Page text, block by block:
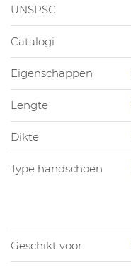
UNSPSC
Catalogi
Eigenschappen
Lengte
Dikte
Type handschoen
Geschikt voor